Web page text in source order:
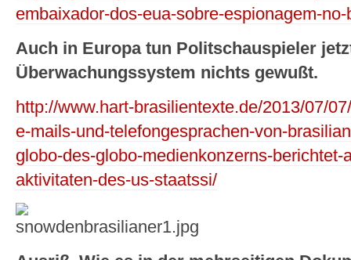
embaixador-dos-eua-sobre-espionagem-
Auch in Europa tun Politschauspieler
Überwachungssystem nichts gewußt.
http://www.hart-brasilientexte.de/2013/07/
e-mails-und-telefongesprachen-von-
globo-des-globo-medienkonzerns-berichtet-
aktivitaten-des-us-staatssi/